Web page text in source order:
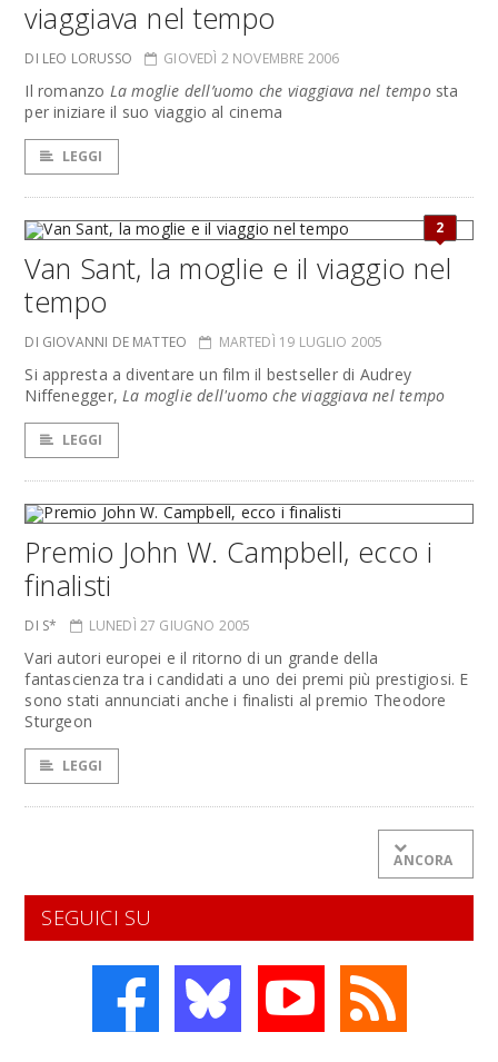
viaggiava nel tempo
DI LEO LORUSSO GIOVEDÌ 2 NOVEMBRE 2006
Il romanzo La moglie dell’uomo che viaggiava nel temposta
per iniziare il suo viaggio al cinema
LEGGI
2
Van Sant, la moglie e il viaggio nel
tempo
DI GIOVANNI DE MATTEO MARTEDÌ 19 LUGLIO 2005
Si appresta a diventare un film il bestseller di Audrey
Niffenegger,La moglie dell'uomo che viaggiava nel tempo
LEGGI
Premio John W. Campbell, ecco i
finalisti
DI S* LUNEDÌ 27 GIUGNO 2005
Vari autori europei e il ritorno di un grande della
fantascienza tra i candidati a uno dei premi più prestigiosi. E
sono stati annunciati anche i finalisti al premio Theodore
Sturgeon
LEGGI
ANCORA
SEGUICI SU